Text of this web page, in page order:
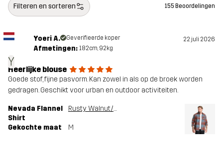
Filteren en sorteren 155 Beoordelingen
Y
Yoeri A. Geverifieerde koper 22 juli 2026
Afmetingen: 182cm, 92kg
Heerlijke blouse
Goede stof, fijne pasvorm. Kan zowel in als op de broek worden
gedragen. Geschikt voor urban en outdoor activiteiten.
Nevada Flannel
Shirt
Rusty Walnut/Stormy Weather
Gekochte maat M